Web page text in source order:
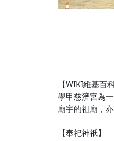
【WIKI維基百
學甲慈濟宮為
廟宇的祖廟，
【奉祀神祇】